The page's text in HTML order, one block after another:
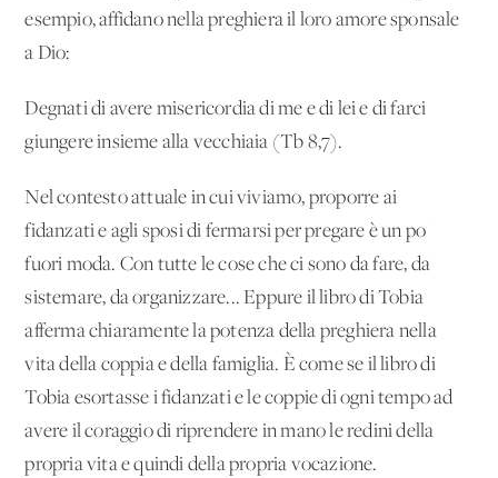
esempio, affidano nella preghiera il loro amore sponsale
a Dio:
Degnati di avere misericordia di me e di lei e di farci
giungere insieme alla vecchiaia (Tb 8,7).
Nel contesto attuale in cui viviamo, proporre ai
fidanzati e agli sposi di fermarsi per pregare è un po'
fuori moda. Con tutte le cose che ci sono da fare, da
sistemare, da organizzare... Eppure il libro di Tobia
afferma chiaramente la potenza della preghiera nella
vita della coppia e della famiglia. È come se il libro di
Tobia esortasse i fidanzati e le coppie di ogni tempo ad
avere il coraggio di riprendere in mano le redini della
propria vita e quindi della propria vocazione.